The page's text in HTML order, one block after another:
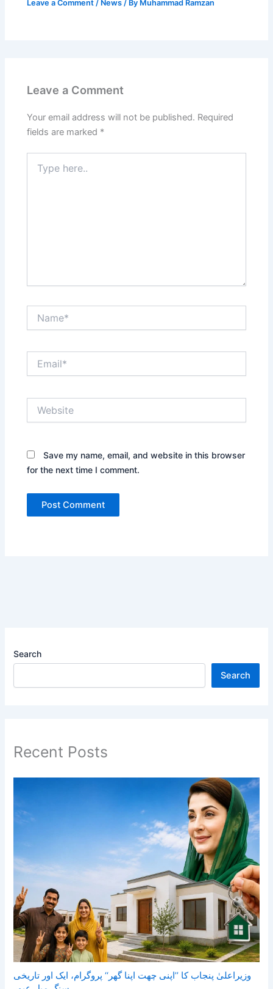
Leave a Comment / News / By Muhammad Ramzan
Leave a Comment
Your email address will not be published. Required
fields are marked *
here..
Save my name, email, and website in this browser
for the next time I comment.
Search
Search
Recent Posts
وزیراعلیٰ پنجاب کا ’’اپنی چھت اپنا گھر‘‘ پروگرام، ایک اور تاریخی